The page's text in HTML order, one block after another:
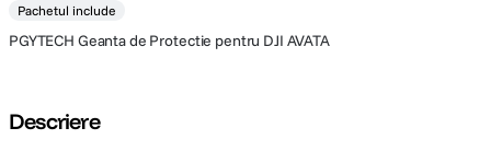
Pachetul include
PGYTECH Geanta de Protectie pentru DJI AVATA
Descriere